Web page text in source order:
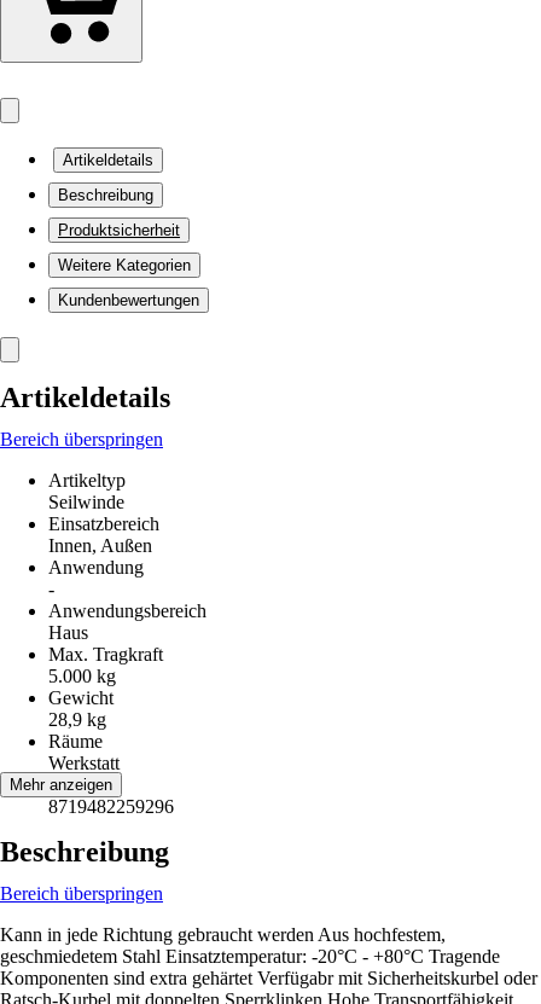
Artikeldetails
Beschreibung
Produktsicherheit
Weitere Kategorien
Kundenbewertungen
Artikeldetails
Bereich überspringen
Artikeltyp
Seilwinde
Einsatzbereich
Innen, Außen
Anwendung
-
Anwendungsbereich
Haus
Max. Tragkraft
5.000 kg
Gewicht
28,9 kg
Räume
Werkstatt
EAN
8719482259296
Mehr anzeigen
Beschreibung
Bereich überspringen
Kann in jede Richtung gebraucht werden Aus hochfestem,
geschmiedetem Stahl Einsatztemperatur: -20°C - +80°C Tragende
Komponenten sind extra gehärtet Verfügabr mit Sicherheitskurbel oder
Ratsch-Kurbel mit doppelten Sperrklinken Hohe Transportfähigkeit